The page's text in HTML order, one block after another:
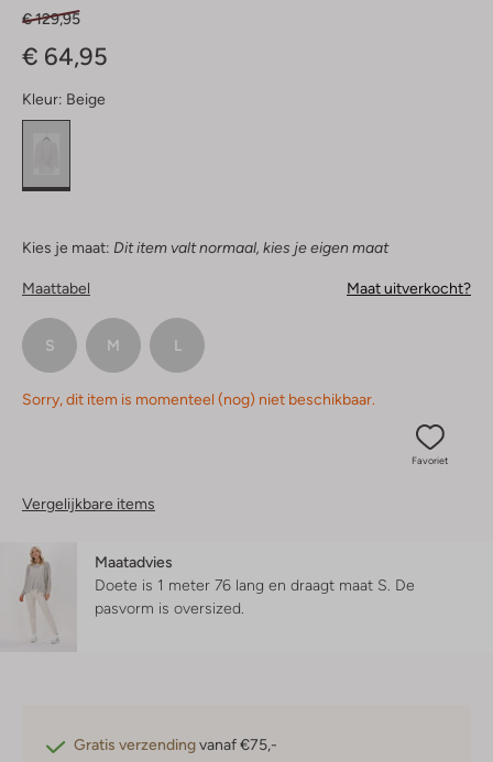
€ 129,95
€ 64,95
Kleur: Beige
Kies je maat: Dit item valt normaal, kies je eigen maat
Maattabel Maat uitverkocht?
S M L
Sorry, dit item is momenteel (nog) niet beschikbaar.
Favoriet
Vergelijkbare items
Maatadvies
Doete is 1 meter 76 lang en draagt maat S. De
pasvorm is oversized
Gratis verzendingvanaf €75,-